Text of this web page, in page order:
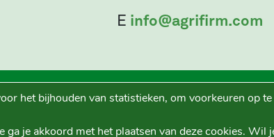
E info@agrifirm.com
het bijhouden van statistieken, om voorkeuren op
ga je akkoord met het plaatsen van deze cookies. Wil